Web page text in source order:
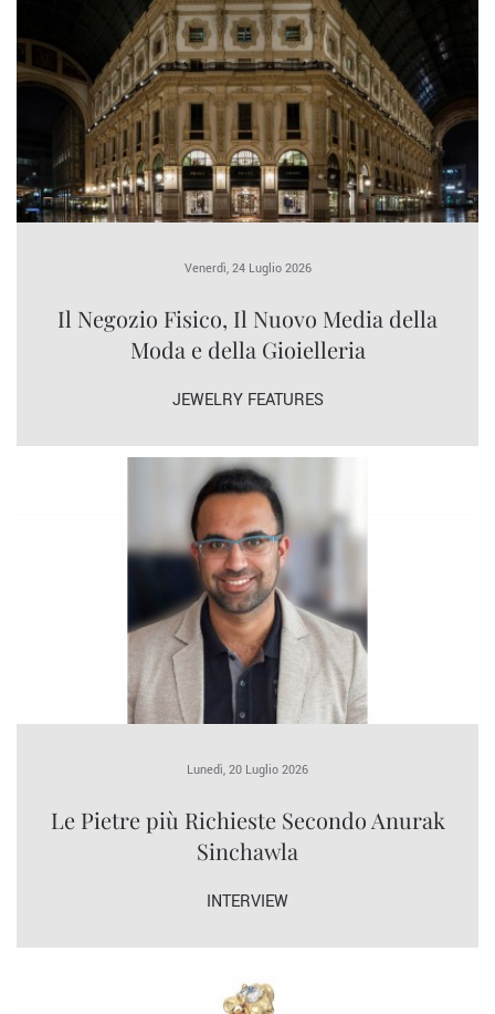
Venerdì, 24 Luglio 2026
Il Negozio Fisico, Il Nuovo Media della
Moda e della Gioielleria
JEWELRY FEATURES
Lunedì, 20 Luglio 2026
Le Pietre più Richieste Secondo Anurak
Sinchawla
INTERVIEW